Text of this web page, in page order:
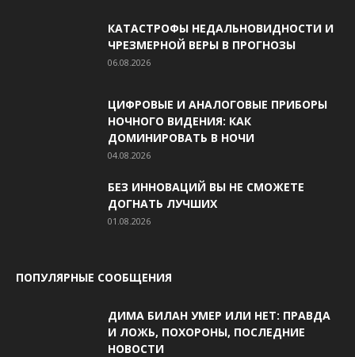
КАТАСТРОФЫ НЕДАЛЬНОВИДНОСТИ И
ЧРЕЗМЕРНОЙ ВЕРЫ В ПРОГНОЗЫ
06.08.2026
ЦИФРОВЫЕ И АНАЛОГОВЫЕ ПРИБОРЫ
НОЧНОГО ВИДЕНИЯ: КАК
ДОМИНИРОВАТЬ В НОЧИ
04.08.2026
БЕЗ ИННОВАЦИЙ ВЫ НЕ СМОЖЕТЕ
ДОГНАТЬ ЛУЧШИХ
01.08.2026
ПОПУЛЯРНЫЕ СООБЩЕНИЯ
ДИМА БИЛАН УМЕР ИЛИ НЕТ: ПРАВДА
И ЛОЖЬ, ПОХОРОНЫ, ПОСЛЕДНИЕ
НОВОСТИ